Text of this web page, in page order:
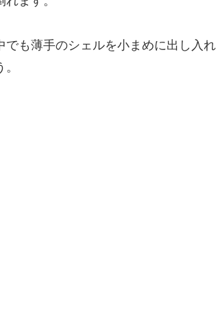
でも薄手のシェルを小まめに出し入れ